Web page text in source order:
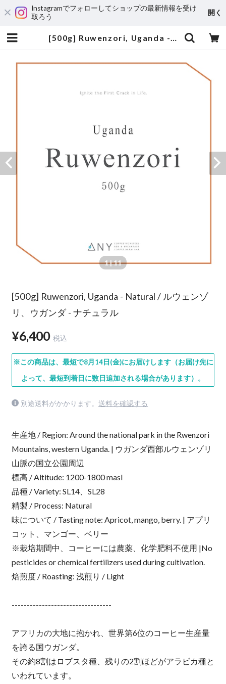
Instagramでフォローしてショップの最新情報を受け
取ろう
開く
[500g] Ruwenzori, Uganda - Natural / ルウェンゾリ、ウガンダ - ナチュラル | ANY B&B+COFFEE | Nara, Japan
1| 11
[500g] Ruwenzori, Uganda - Natural / ルウェンゾ
リ、ウガンダ - ナチュラル
¥6,400 税込
※この商品は、最短で8月14日(金)にお届けします（お届け先に
よって、最短到着日に数日追加される場合があります）。
別途送料がかかります。 送料を確認する
生産地 / Region: Around the national park in the Rwenzori
Mountains, western Uganda. | ウガンダ⻄部ルウェンゾリ
山脈の国立公園周辺
標高 / Altitude: 1200-1800 masl
品種 / Variety: SL14、SL28
精製 / Process: Natural
味について / Tasting note: Apricot, mango, berry. | アプリ
コット、マンゴー、ベリー
※栽培期間中、コーヒーには農薬、化学肥料不使用 |No
pesticides or chemical fertilizers used during cultivation.
焙煎度 / Roasting: 浅煎り / Light
---------------------------------
アフリカの大地に抱かれ、世界第6位のコーヒー生産量
を誇る国ウガンダ。
その約8割はロブスタ種、残りの2割ほどがアラビカ種と
いわれています。